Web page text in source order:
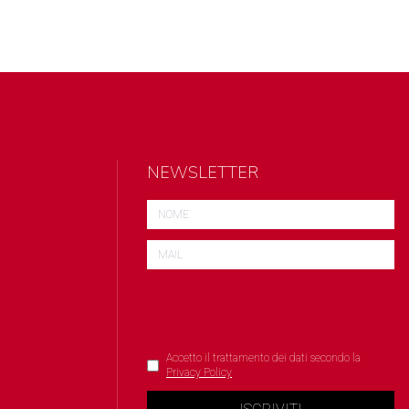
NEWSLETTER
Accetto il trattamento dei dati secondo la
Privacy Policy